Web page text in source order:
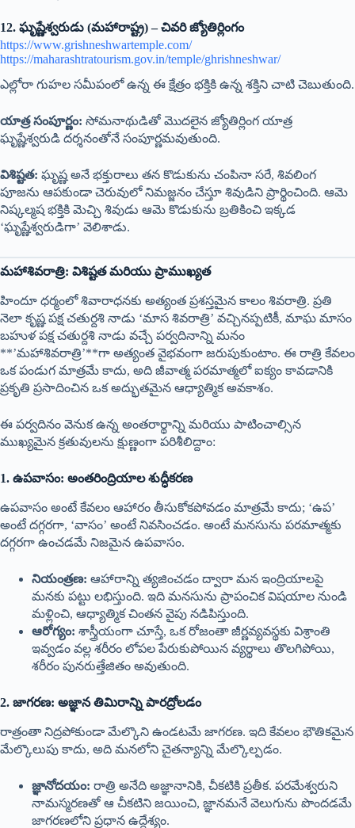
12. ఘృష్ణేశ్వరుడు (మహారాష్ట్ర) – చివరి జ్యోతిర్లింగం
https://www.grishneshwartemple.com/
https://maharashtratourism.gov.in/temple/ghrishneshwar/
ఎల్లోరా గుహల సమీపంలో ఉన్న ఈ క్షేత్రం భక్తికి ఉన్న శక్తిని చాటి చెబుతుంది.
యాత్ర సంపూర్ణం: సోమనాథుడితో మొదలైన జ్యోతిర్లింగ యాత్ర
ఘృష్ణేశ్వరుడి దర్శనంతోనే సంపూర్ణమవుతుంది.
విశిష్టత: ఘృష్ణ అనే భక్తురాలు తన కొడుకును చంపినా సరే, శివలింగ
పూజను ఆపకుండా చెరువులో నిమజ్జనం చేస్తూ శివుడిని ప్రార్థించింది. ఆమె
నిష్కల్మష భక్తికి మెచ్చి శివుడు ఆమె కొడుకును బ్రతికించి ఇక్కడ
‘ఘృష్ణేశ్వరుడిగా’ వెలిశాడు.
మహాశివరాత్రి: విశిష్టత మరియు ప్రాముఖ్యత
హిందూ ధర్మంలో శివారాధనకు అత్యంత ప్రశస్తమైన కాలం శివరాత్రి. ప్రతి
నెలా కృష్ణ పక్ష చతుర్దశి నాడు ‘మాస శివరాత్రి’ వచ్చినప్పటికీ, మాఘ మాసం
బహుళ పక్ష చతుర్దశి నాడు వచ్చే పర్వదినాన్ని మనం
**’మహాశివరాత్రి’**గా అత్యంత వైభవంగా జరుపుకుంటాం. ఈ రాత్రి కేవలం
ఒక పండుగ మాత్రమే కాదు, అది జీవాత్మ పరమాత్మలో ఐక్యం కావడానికి
ప్రకృతి ప్రసాదించిన ఒక అద్భుతమైన ఆధ్యాత్మిక అవకాశం.
ఈ పర్వదినం వెనుక ఉన్న అంతరార్థాన్ని మరియు పాటించాల్సిన
ముఖ్యమైన క్రతువులను క్షుణ్ణంగా పరిశీలిద్దాం:
1. ఉపవాసం: అంతరింద్రియాల శుద్ధీకరణ
ఉపవాసం అంటే కేవలం ఆహారం తీసుకోకపోవడం మాత్రమే కాదు; ‘ఉప’
అంటే దగ్గరగా, ‘వాసం’ అంటే నివసించడం. అంటే మనసును పరమాత్మకు
దగ్గరగా ఉంచడమే నిజమైన ఉపవాసం.
నియంత్రణ: ఆహారాన్ని త్యజించడం ద్వారా మన ఇంద్రియాలపై
మనకు పట్టు లభిస్తుంది. ఇది మనసును ప్రాపంచిక విషయాల నుండి
మళ్లించి, ఆధ్యాత్మిక చింతన వైపు నడిపిస్తుంది.
ఆరోగ్యం: శాస్త్రీయంగా చూస్తే, ఒక రోజంతా జీర్ణవ్యవస్థకు విశ్రాంతి
ఇవ్వడం వల్ల శరీరం లోపల పేరుకుపోయిన వ్యర్థాలు తొలగిపోయి,
శరీరం పునరుత్తేజితం అవుతుంది.
2. జాగరణ: అజ్ఞాన తిమిరాన్ని పారద్రోలడం
రాత్రంతా నిద్రపోకుండా మేల్కొని ఉండటమే జాగరణ. ఇది కేవలం భౌతికమైన
మేల్కొలుపు కాదు, అది మనలోని చైతన్యాన్ని మేల్కొల్పడం.
జ్ఞానోదయం: రాత్రి అనేది అజ్ఞానానికి, చీకటికి ప్రతీక. పరమేశ్వరుని
నామస్మరణతో ఆ చీకటిని జయించి, జ్ఞానమనే వెలుగును పొందడమే
జాగరణలోని ప్రధాన ఉద్దేశ్యం.